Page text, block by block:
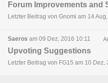
Forum Improvements and
Letzter Beitrag von Gnomi am 14
Saeros am 09 Dez, 2016 10:11
Upvoting Suggestions
Letzter Beitrag von FG15 am 10 Dez,